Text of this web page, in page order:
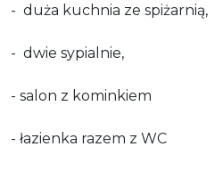
- duża kuchnia ze spiżarnią,
- dwie sypialnie,
- salon z kominkiem
- łazienka razem z WC